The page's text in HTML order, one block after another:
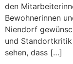
den
Bewohnerinnen
Niendorf
und
sehen, dass […]